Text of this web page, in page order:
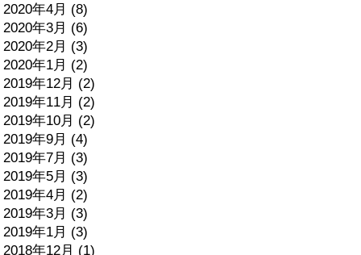
2020年4月 (8)
2020年3月 (6)
2020年2月 (3)
2020年1月 (2)
2019年12月 (2)
2019年11月 (2)
2019年10月 (2)
2019年9月 (4)
2019年7月 (3)
2019年5月 (3)
2019年4月 (2)
2019年3月 (3)
2019年1月 (3)
2018年12月 (1)